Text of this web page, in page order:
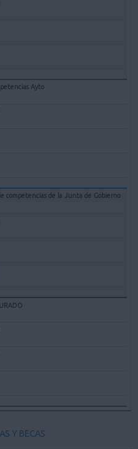
Ayto
competencias de la Junta de Gobierno
Y BECAS